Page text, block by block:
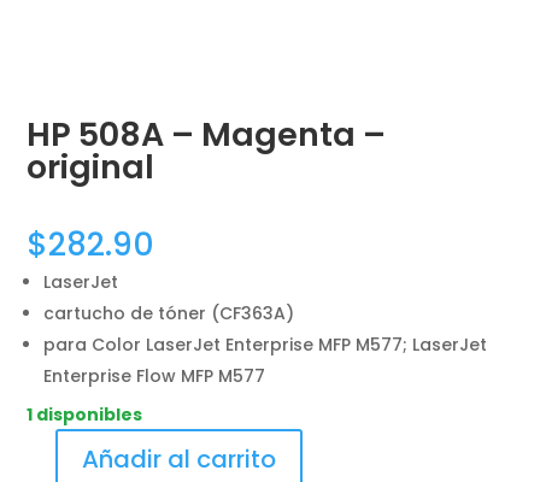
HP 508A – Magenta –
original
$282.90
LaserJet
cartucho de tóner (CF363A)
para Color LaserJet Enterprise MFP M577; LaserJet
Enterprise Flow MFP M577
1 disponibles
Añadir al carrito